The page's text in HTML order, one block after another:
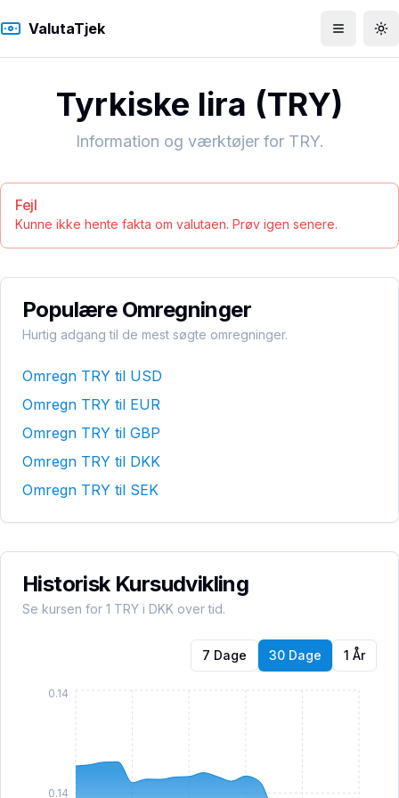
ValutaTjek Åbn menu
Tyrkiske lira (TRY)
Information og værktøjer for TRY.
Fejl
Kunne ikke hente fakta om valutaen. Prøv igen senere.
Populære Omregninger
Hurtig adgang til de mest søgte omregninger.
Omregn TRY til USD
Omregn TRY til EUR
Omregn TRY til GBP
Omregn TRY til DKK
Omregn TRY til SEK
Historisk Kursudvikling
Se kursen for 1 TRY i DKK over tid.
7 Dage 30 Dage 1 År
0.14
0.14